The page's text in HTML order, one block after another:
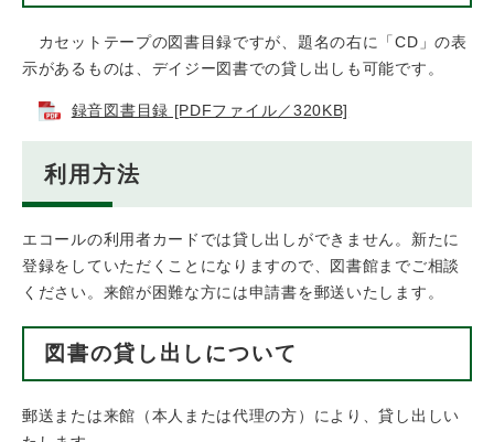
カセットテープの図書目録ですが、題名の右に「CD」の表
示があるものは、デイジー図書での貸し出しも可能です。
録音図書目録 [PDFファイル／320KB]
利用方法
エコールの利用者カードでは貸し出しができません。新たに
登録をしていただくことになりますので、図書館までご相談
ください。来館が困難な方には申請書を郵送いたします。
図書の貸し出しについて
郵送または来館（本人または代理の方）により、貸し出しい